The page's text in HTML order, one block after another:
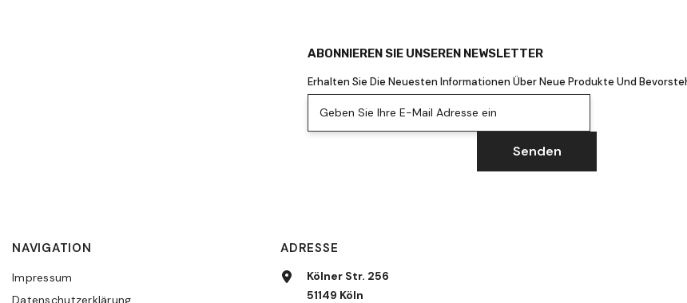
ABONNIEREN SIE UNSEREN NEWSLETTER
Erhalten Sie Die Neuesten Informationen Über Neue Produkte Und
Geben Sie Ihre E-Mail Adresse ein
Senden
NAVIGATION
Impressum
Datenschutzerklärung
ADRESSE
Kölner Str. 256
51149 Köln